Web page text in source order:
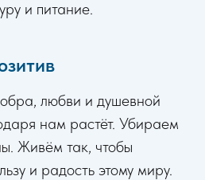
и питание.
любви и душевной
нам растёт. Убираем
Живём так, чтобы
и радость этому миру.